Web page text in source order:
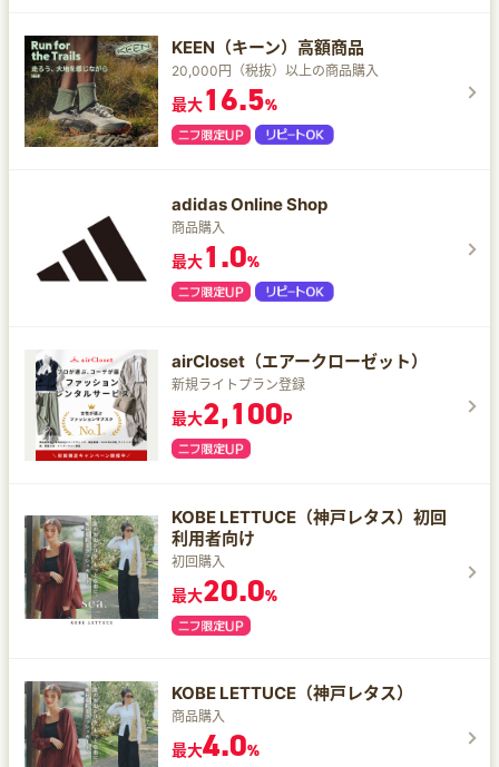
KEEN（キーン）高額商品
20,000円（税抜）以上の商品購入
最大16.5%
adidas Online Shop
商品購入
最大1.0%
airCloset（エアークローゼット）
新規ライトプラン登録
最大2,100P
KOBE LETTUCE（神戸レタス）初回
利用者向け
初回購入
最大20.0%
KOBE LETTUCE（神戸レタス）
商品購入
最大4.0%